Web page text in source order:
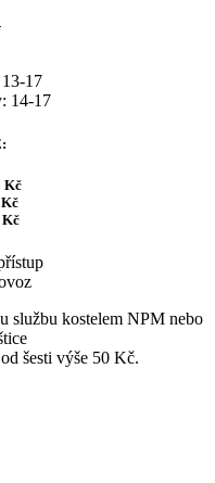
17
14-17
Kč
Kč
službu kostelem NPM nebo
šesti výše 50 Kč.